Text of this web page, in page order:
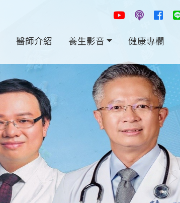
醫師介紹 養生影音 健康專欄